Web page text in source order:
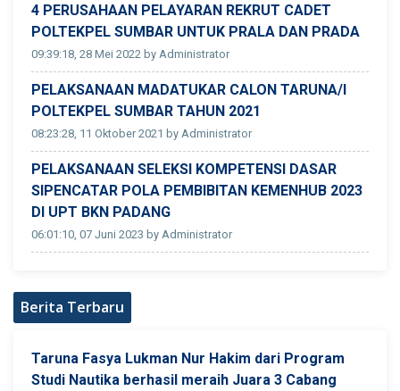
4 PERUSAHAAN PELAYARAN REKRUT CADET
POLTEKPEL SUMBAR UNTUK PRALA DAN PRADA
09:39:18, 28 Mei 2022 by Administrator
PELAKSANAAN MADATUKAR CALON TARUNA/I
POLTEKPEL SUMBAR TAHUN 2021
08:23:28, 11 Oktober 2021 by Administrator
PELAKSANAAN SELEKSI KOMPETENSI DASAR
SIPENCATAR POLA PEMBIBITAN KEMENHUB 2023
DI UPT BKN PADANG
06:01:10, 07 Juni 2023 by Administrator
Berita Terbaru
Taruna Fasya Lukman Nur Hakim dari Program
Studi Nautika berhasil meraih Juara 3 Cabang